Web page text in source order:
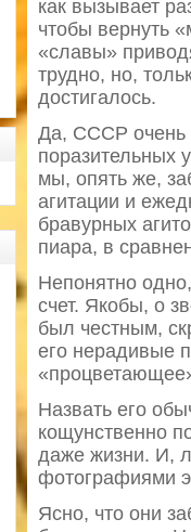
как вызывает
чтобы вернуть
«славы»
трудно, но,
достигалось.
Да, СССР очень
поразительных
мы, опять же,
агитации и
бравурных
пиара, в
Непонятно
счет. Якобы, о
был честным,
его нерадивые
Назвать его
кощунственно
даже жизни. И,
фотографиями
Ясно, что они